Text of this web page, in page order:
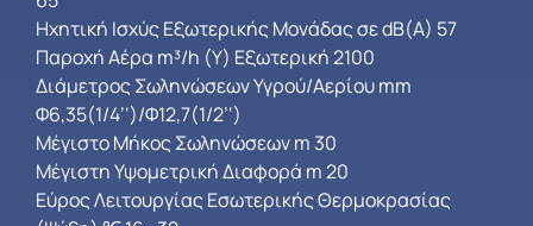
Ηχητική Ισχύς Εξωτερικής Μονάδας σε dB(A) 57
Παροχή Αέρα m³/h (Υ) Εξωτερική 2100
Διάμετρος Σωληνώσεων Υγρού/Αερίου mm
Φ6,35(1/4’‘)/Φ12,7(1/2’‘)
Μέγιστο Μήκος Σωληνώσεων m 30
Μέγιστη Υψομετρική Διαφορά m 20
Εύρος Λειτουργίας Εσωτερικής Θερμοκρασίας